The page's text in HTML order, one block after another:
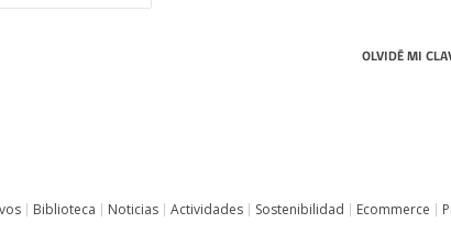
OLVIDÉ MI
Biblioteca Noticias Actividades Sostenibilidad Ecommerce